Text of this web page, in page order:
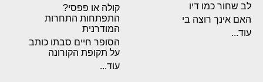
לב שחור כמו דיו
האם אינך רוצה בי
עוד...
קולה או פפסי?
התפתחות התחרות
המודרנית
הסופר חיים סבתו כותב
על תקופת הקורונה
עוד...